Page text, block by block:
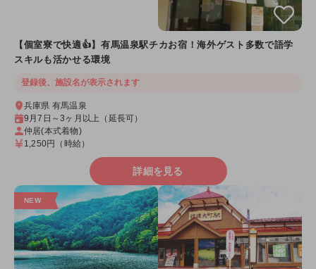
【個室寮で快適👍】有馬温泉駅チカお宿！海外ゲスト多数で語学
スキルも活かせる環境
登録後、施設名が表示されます
兵庫県 有馬温泉
9月7日～3ヶ月以上（延長可）
仲居(本式着物)
1,250円
（時給）
詳細を見る